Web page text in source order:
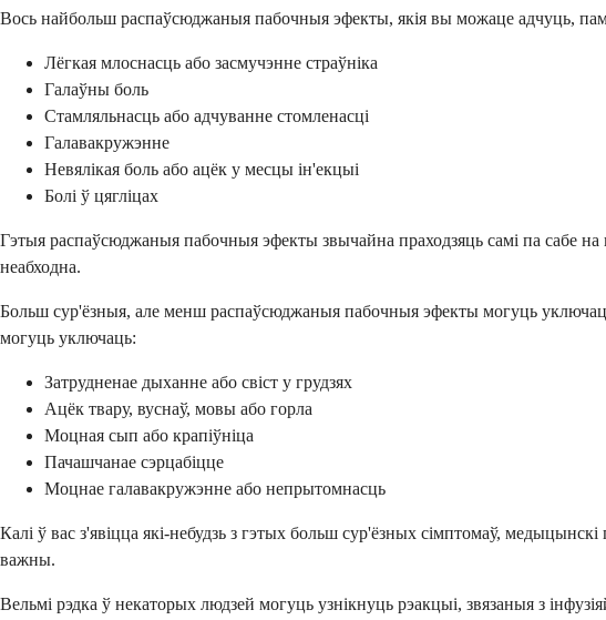
Вось найбольш распаўсюджаныя пабочныя эфекты, якія вы можаце адчуць,
Лёгкая млоснасць або засмучэнне страўніка
Галаўны боль
Стамляльнасць або адчуванне стомленасці
Галавакружэнне
Невялікая боль або ацёк у месцы ін'екцыі
Болі ў цягліцах
Гэтыя распаўсюджаныя пабочныя эфекты звычайна праходзяць самі па сабе
неабходна.
Больш сур'ёзныя, але менш распаўсюджаныя пабочныя эфекты могуць уключаць
могуць уключаць:
Затрудненае дыханне або свіст у грудзях
Ацёк твару, вуснаў, мовы або горла
Моцная сып або крапіўніца
Пачашчанае сэрцабіцце
Моцнае галавакружэнне або непрытомнасць
Калі ў вас з'явіцца які-небудзь з гэтых больш сур'ёзных сімптомаў,
важны.
Вельмі рэдка ў некаторых людзей могуць узнікнуць рэакцыі, звязаныя з